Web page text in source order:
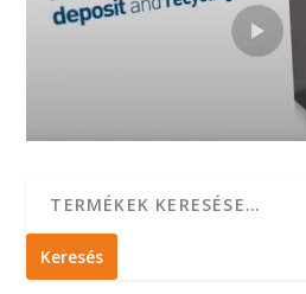
Keresés